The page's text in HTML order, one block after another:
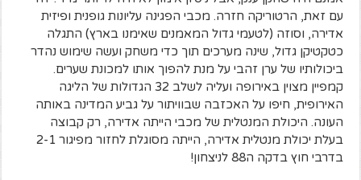
עם זאת, הרטוריקה חזרה. מכבי הפגינה עליונות גופנית ופיזית
אדירה, וסוזה (לטעמי גדול המאמנים שאימנו בארץ) התגלה
כטקטיקן גדול, שינה מערכים תוך כדי משחק ועשה שימוש נהדר
ביכולותיו של ערן זהבי על מנת להפוך אותו למכונת שערים.
קמפיין מצוין באירופה ועליה לשלב 32 הגדולות של הליגה
האירופית, חיפו על האכזבה שבוויתור על גביע המדינה באותה
העונה. היכולת המנטלית של מכבי הייתה אדירה, רק קבוצה
בעלת יכולת מנטלית אדירה, הייתה מסוגלת לחזור מפיגור 2-1
בדרבי חוץ בדקה ה88 לניצחון!